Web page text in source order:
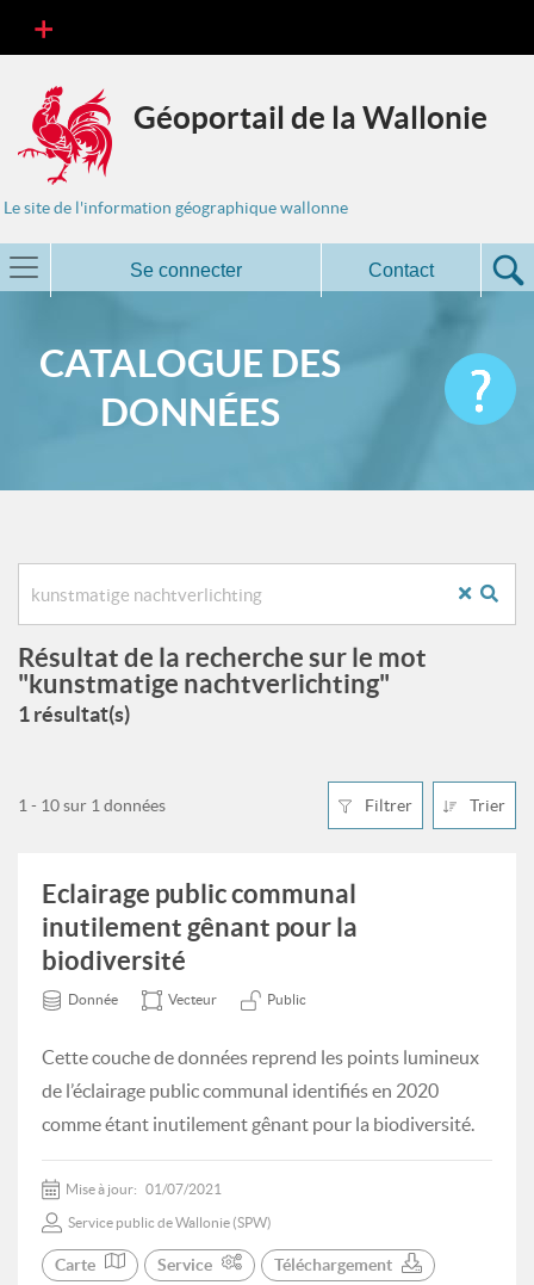
Géoportail de la Wallonie
Le site de l'information géographique wallonne
Se connecter Contact
CATALOGUE DES
DONNÉES
Résultat de la recherche sur le mot
"kunstmatige nachtverlichting"
1 résultat(s)
Filtrer Trier
1 - 10 sur 1 données
Eclairage public communal
inutilement gênant pour la
biodiversité
Donnée Vecteur Public
Cette couche de données reprend les points lumineux
de l’éclairage public communal identifiés en 2020
comme étant inutilement gênant pour la biodiversité.
Mise à jour: 01/07/2021
Service public de Wallonie (SPW)
Carte Service Téléchargement